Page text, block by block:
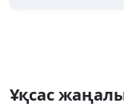
Ұқсас